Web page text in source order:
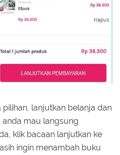
lanjutkan belanja dan
anda mau langsung
klik bacaan lanjutkan ke
ingin menambah buku